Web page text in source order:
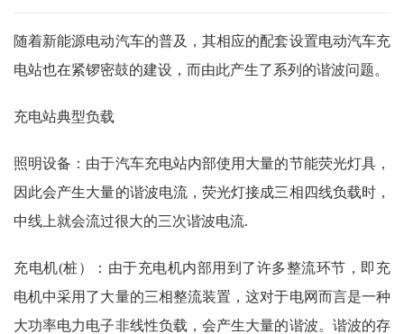
随着新能源电动汽车的普及，其相应的配套设置电动汽车充
电站也在紧锣密鼓的建设，而由此产生了系列的谐波问题。
充电站典型负载
照明设备：由于汽车充电站内部使用大量的节能荧光灯具，
因此会产生大量的谐波电流，荧光灯接成三相四线负载时，
中线上就会流过很大的三次谐波电流.
充电机(桩）：由于充电机内部用到了许多整流环节，即充
电机中采用了大量的三相整流装置，这对于电网而言是一种
大功率电力电子非线性负载，会产生大量的谐波。谐波的存